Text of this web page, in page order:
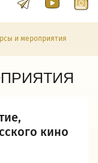
и мероприятия
кино